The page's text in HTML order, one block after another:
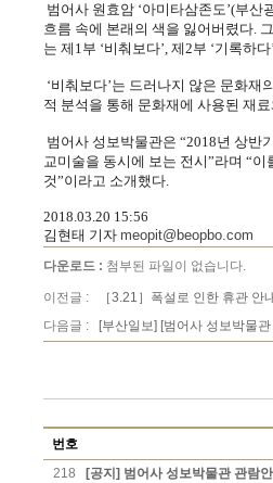
범어사 원효암 ‘아미타삼존도’(부
흐름 속에 본래의 색을 잃어버렸다.
는 제1부 ‘비춰보다’, 제2부 ‘기록하
‘비춰보다’는 드러나지 않은 문화재
적 분석을 통해 문화재에 사용된 재
범어사 성보박물관은 “2018년 상반
교미술을 동시에 보는 전시”라며 “
것”이라고 소개했다.
2018.03.20 15:56
김현태 기자 meopit@beopbo.com
다운로드 : 첨부된 파일이 없습니다.
이전글 :
［3.21］폭설로 인한 휴관 안
다음글 :
[부산일보] [범어사 성보박물
번호
218
[공지] 범어사 성보박물관 관람